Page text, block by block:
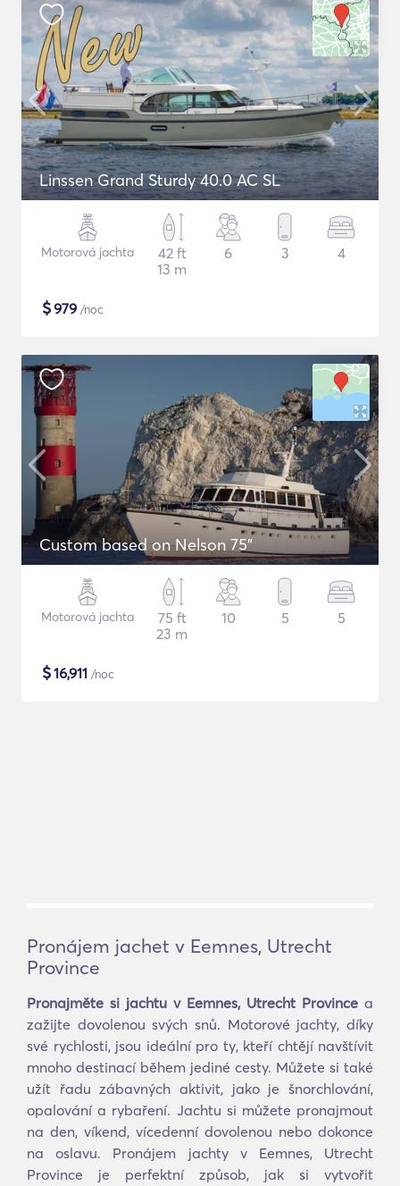
Linssen Grand Sturdy 40.0 AC SL
Motorová jachta
42 ft
13 m
6 3 4
$979 /noc
Custom based on Nelson 75"
Motorová jachta
75 ft
23 m
10 5 5
$16,911 /noc
Pronájem jachet v Eemnes, Utrecht
Province
Pronajměte si jachtu v Eemnes, Utrecht Province a
zažijte dovolenou svých snů. Motorové jachty, díky
své rychlosti, jsou ideální pro ty, kteří chtějí navštívit
mnoho destinací během jediné cesty. Můžete si také
užít řadu zábavných aktivit, jako je šnorchlování,
opalování a rybaření. Jachtu si můžete pronajmout
na den, víkend, vícedenní dovolenou nebo dokonce
na oslavu. Pronájem jachty v Eemnes, Utrecht
Province je perfektní způsob, jak si vytvořit